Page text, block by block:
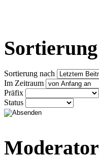
Sortierung nach
Im Zeitraum
Präfix
Status